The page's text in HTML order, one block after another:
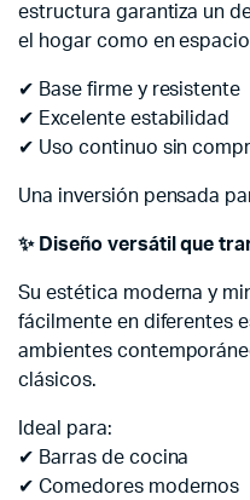
estructura garantiza un
el hogar como en
✔ Base firme y resistente
✔ Excelente estabilidad
✔ Uso continuo sin
Una inversión pensada
✨Diseño versátil que
Su estética moderna y
fácilmente en diferentes
ambientes
clásicos.
Ideal para:
✔ Barras de cocina
✔ Comedores modernos